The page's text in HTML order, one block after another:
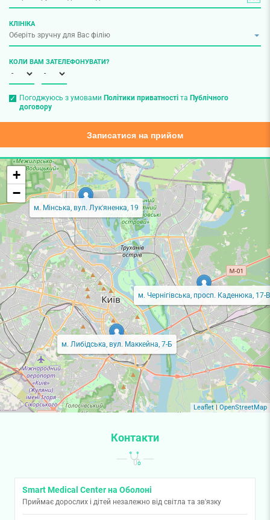
КЛІНІКА
КОЛИ ВАМ ЗАТЕЛЕФОНУВАТИ?
Погоджуюсь з умовами Політики приватностіта Публічного
договору
Записатися на прийом
м. Мінська, вул. Лук'яненка, 19
м. Либідська, вул. Маккейна, 7-Б
м. Чернігівська, просп. Каденюка, 17-В
+
−
Leaflet OpenStreetMap
Контакти
Smart Medical Center на Оболоні
Приймає дорослих і дітей незалежно від світла та зв'язку